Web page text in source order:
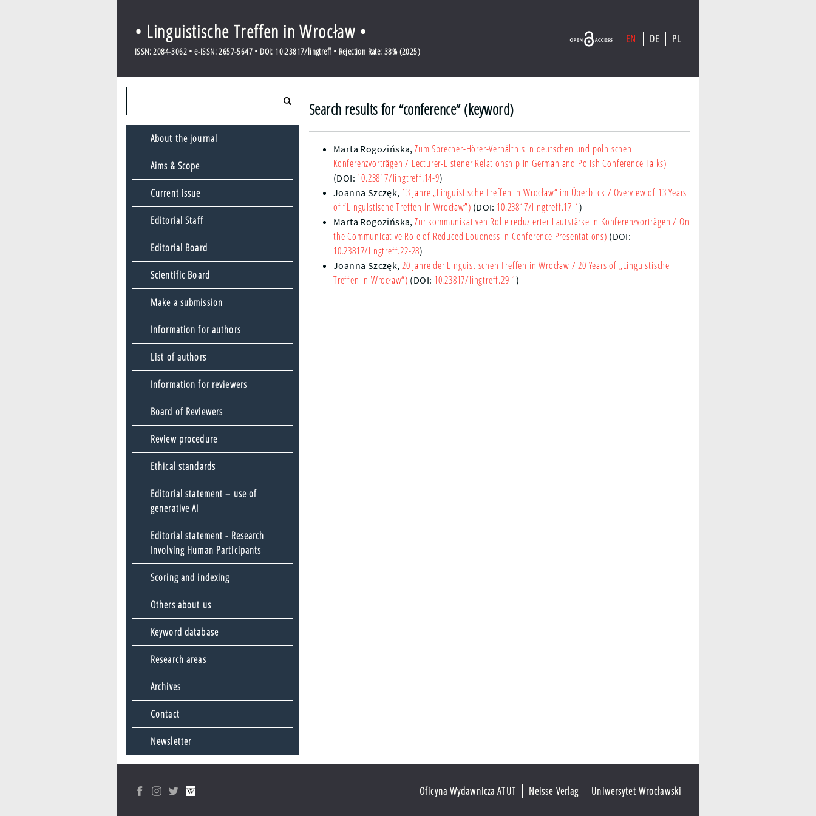
• Linguistische Treffen in Wrocław •
ISSN: 2084-3062 • e-ISSN: 2657-5647 • DOI: 10.23817/lingtreff • Rejection Rate: 38% (2025)
EN DE PL
About the journal
Aims & Scope
Current issue
Editorial Staff
Editorial Board
Scientific Board
Make a submission
Information for authors
List of authors
Information for reviewers
Board of Reviewers
Review procedure
Ethical standards
Editorial statement – use of
generative AI
Editorial statement - Research
Involving Human Participants
Scoring and indexing
Others about us
Keyword database
Research areas
Archives
Contact
Newsletter
Search results for “conference” (keyword)
Marta Rogozińska,Zum Sprecher-Hörer-Verhältnis in deutschen und polnischen
Konferenzvorträgen / Lecturer-Listener Relationship in German and Polish Conference Talks)
(DOI: 10.23817/lingtreff.14-9)
Joanna Szczęk, 13 Jahre „Linguistische Treffen in Wrocław“ im Überblick / Overview of 13 Years
of “Linguistische Treffen in Wrocław”) (DOI: 10.23817/lingtreff.17-1)
Marta Rogozińska,Zur kommunikativen Rolle reduzierter Lautstärke in Konferenzvorträgen / On
the Communicative Role of Reduced Loudness in Conference Presentations) (DOI:
10.23817/lingtreff.22-28)
Joanna Szczęk,20 Jahre der Linguistischen Treffen in Wrocław / 20 Years of „Linguistische
Treffen in Wrocław“) (DOI: 10.23817/lingtreff.29-1)
Oficyna Wydawnicza ATUT Neisse Verlag Uniwersytet Wrocławski